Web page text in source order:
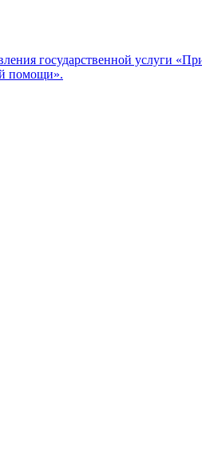
государственной услуги
помощи».